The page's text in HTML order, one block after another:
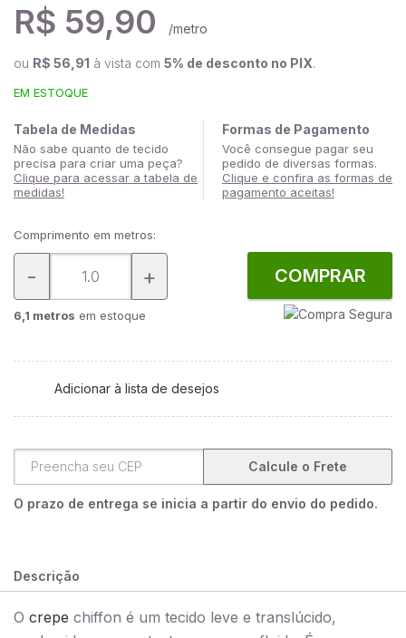
R$ 59,90 /metro
ou R$ 56,91 à vista com 5% de desconto no PIX.
EM ESTOQUE
Tabela de Medidas
Não sabe quanto de tecido
precisa para criar uma peça?
Clique para acessar a tabela de
medidas!
Formas de Pagamento
Você consegue pagar seu
pedido de diversas formas.
Clique e confira as formas de
pagamento aceitas!
Comprimento em metros:
- +
6,1 metros em estoque
COMPRAR
Adicionar à lista de desejos
Calcule o Frete
O prazo de entrega se inicia a partir do envio do pedido.
Descrição
O crepe chiffon é um tecido leve e translúcido,